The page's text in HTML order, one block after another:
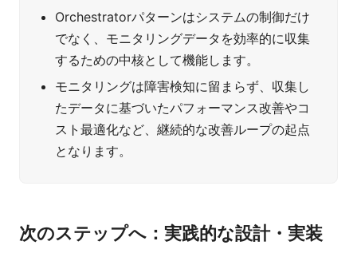
Orchestratorパターンはシステムの制御だけ
でなく、モニタリングデータを効率的に収集
するための中核として機能します。
モニタリングは障害検知に留まらず、収集し
たデータに基づいたパフォーマンス改善やコ
スト最適化など、継続的な改善ループの起点
となります。
次のステップへ：実践的な設計・実装